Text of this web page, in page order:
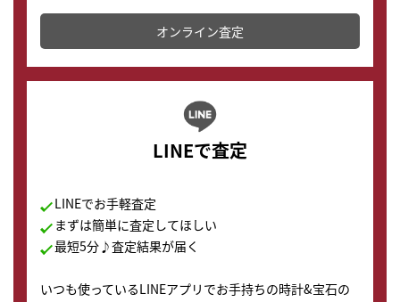
かります。
オンライン査定
LINEで査定
LINEでお手軽査定
まずは簡単に査定してほしい
最短5分♪査定結果が届く
いつも使っているLINEアプリでお手持ちの時計&宝石の